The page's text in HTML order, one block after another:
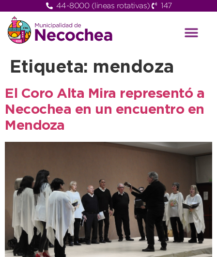
44-8000 (lineas rotativas) 147
Etiqueta: mendoza
El Coro Alta Mira representó a
Necochea en un encuentro en
Mendoza